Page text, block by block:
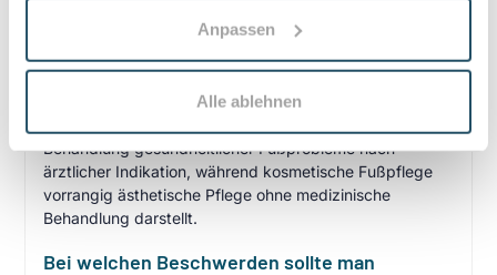
Anpassen
Alle ablehnen
Häufige Fragen zum Praxisbesuch
Was unterscheidet medizinische Podologie
Behandlung gesundheitlicher Fußprobleme nach
ärztlicher Indikation, während kosmetische Fußpflege
vorrangig ästhetische Pflege ohne medizinische
Behandlung darstellt.
Bei welchen Beschwerden sollte man